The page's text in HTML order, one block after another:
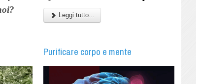
Leggi tutto...
Purificare corpo e mente